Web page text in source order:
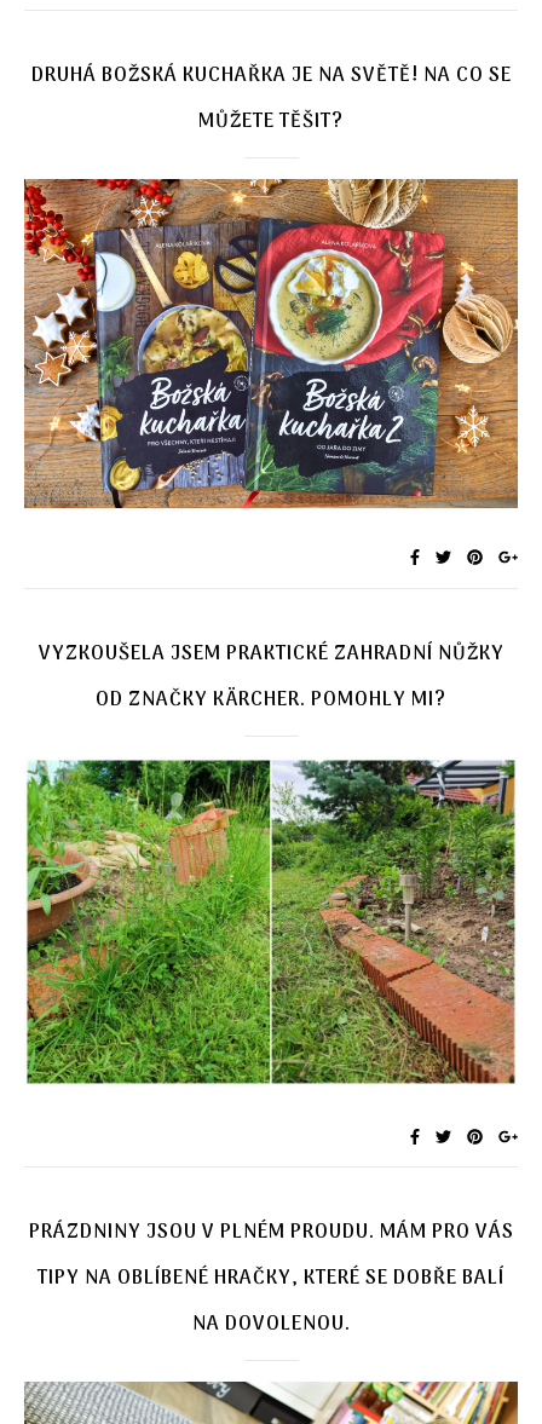
DRUHÁ BOŽSKÁ KUCHAŘKA JE NA SVĚTĚ! NA CO SE
MŮŽETE TĚŠIT?
VYZKOUŠELA JSEM PRAKTICKÉ ZAHRADNÍ NŮŽKY
OD ZNAČKY KÄRCHER. POMOHLY MI?
PRÁZDNINY JSOU V PLNÉM PROUDU. MÁM PRO VÁS
TIPY NA OBLÍBENÉ HRAČKY, KTERÉ SE DOBŘE BALÍ
NA DOVOLENOU.